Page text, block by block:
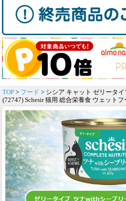
TOP > フード > シシア キャット ゼリータ
(72747) Schesir 猫用 総合栄養食 ウェットフ